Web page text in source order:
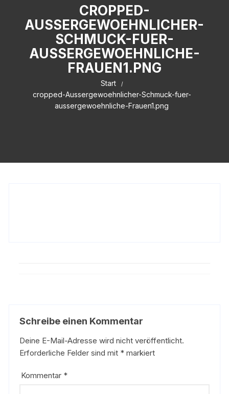
CROPPED-
AUSSERGEWOEHNLICHER-
SCHMUCK-FUER-
AUSSERGEWOEHNLICHE-
FRAUEN1.PNG
Start
cropped-Aussergewoehnlicher-Schmuck-fuer-
aussergewoehnliche-Frauen1.png
Schreibe einen Kommentar
Deine E-Mail-Adresse wird nicht veröffentlicht.
Erforderliche Felder sind mit * markiert
Kommentar *